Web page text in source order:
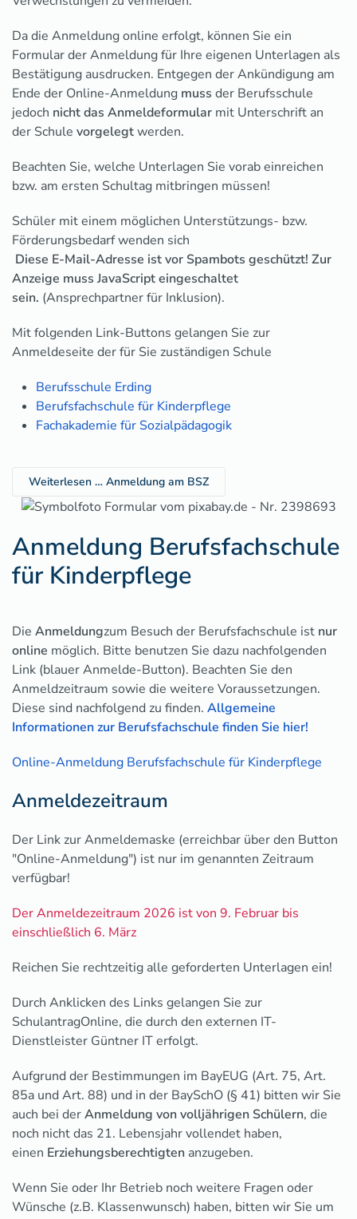
Da die Anmeldung online erfolgt, können Sie ein
Formular der Anmeldung für Ihre eigenen Unterlagen als
Bestätigung ausdrucken. Entgegen der Ankündigung am
Ende der Online-Anmeldung muss der Berufsschule
jedoch nicht das Anmeldeformular mit Unterschrift an
der Schule vorgelegtwerden.
Beachten Sie, welche Unterlagen Sie vorab einreichen
bzw. am ersten Schultag mitbringen müssen!
Schüler mit einem möglichen Unterstützungs- bzw.
Förderungsbedarf wenden sich
Diese E-Mail-Adresse ist vor Spambots geschützt! Zur
Anzeige muss JavaScript eingeschaltet
sein. (Ansprechpartner für Inklusion).
Mit folgenden Link-Buttons gelangen Sie zur
Anmeldeseite der für Sie zuständigen Schule
Berufsschule Erding
Berufsfachschule für Kinderpflege
Fachakademie für Sozialpädagogik
Weiterlesen … Anmeldung am BSZ
Anmeldung Berufsfachschule
für Kinderpflege
Die Anmeldungzum Besuch der Berufsfachschule ist nur
online möglich. Bitte benutzen Sie dazu nachfolgenden
Link (blauer Anmelde-Button). Beachten Sie den
Anmeldzeitraum sowie die weitere Voraussetzungen.
Diese sind nachfolgend zu finden. Allgemeine
Informationen zur Berufsfachschule finden Sie hier!
Online-Anmeldung Berufsfachschule für Kinderpflege
Anmeldezeitraum
Der Link zur Anmeldemaske (erreichbar über den Button
"Online-Anmeldung") ist nur im genannten Zeitraum
verfügbar!
Der Anmeldezeitraum 2026 ist von 9. Februar bis
einschließlich 6. März
Reichen Sie rechtzeitig alle geforderten Unterlagen ein!
Durch Anklicken des Links gelangen Sie zur
SchulantragOnline, die durch den externen IT-
Dienstleister Güntner IT erfolgt.
Aufgrund der Bestimmungen im BayEUG (Art. 75, Art.
85a und Art. 88) und in der BaySchO (§ 41) bitten wir Sie
auch bei derAnmeldung von volljährigen Schülern, die
noch nicht das 21. Lebensjahr vollendet haben,
einen Erziehungsberechtigten anzugeben.
Wenn Sie oder Ihr Betrieb noch weitere Fragen oder
Wünsche (z.B. Klassenwunsch) haben, bitten wir Sie um